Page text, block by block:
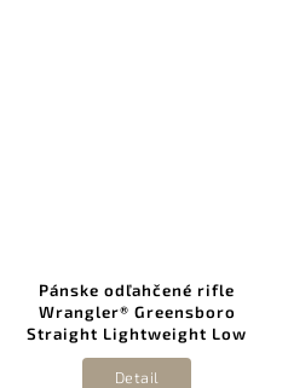
Pánske odľahčené rifle
Wrangler® Greensboro
Straight Lightweight Low
Stretch Jean 112378689
Detail